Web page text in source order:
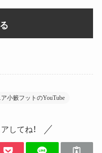
小籔フットのYouTube
してね！